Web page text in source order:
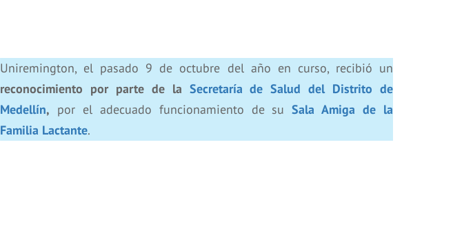
Uniremington, el pasado 9 de octubre del año en curso, recibió un
reconocimiento por parte de la Secretaría de Salud del Distrito de
Medellín, por el adecuado funcionamiento de suSala Amiga de la
Familia Lactante.